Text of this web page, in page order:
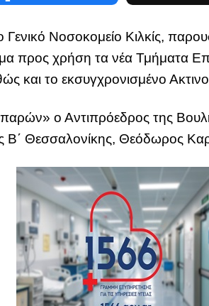
Νοσοκομείο Κιλκίς,
προς χρήση τα νέα Τμήματα
και το εκσυγχρονισμένο
ο Αντιπρόεδρος της
Β΄ Θεσσαλονίκης, Θεόδωρος